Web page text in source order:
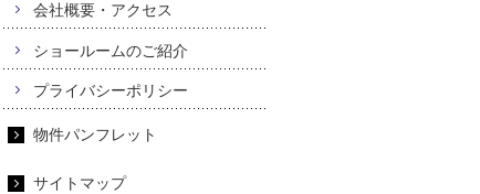
会社概要・アクセス
ショールームのご紹介
プライバシーポリシー
物件パンフレット
サイトマップ